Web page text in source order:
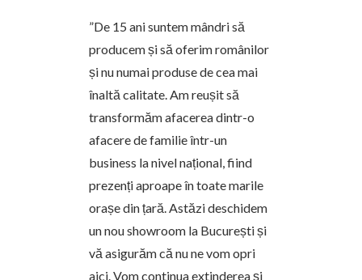
”De 15 ani suntem mândri să
producem și să oferim românilor
și nu numai produse de cea mai
înaltă calitate. Am reușit să
transformăm afacerea dintr-o
afacere de familie într-un
business la nivel național, fiind
prezenți aproape în toate marile
orașe din țară. Astăzi deschidem
un nou showroom la București și
vă asigurăm că nu ne vom opri
aici. Vom continua extinderea și